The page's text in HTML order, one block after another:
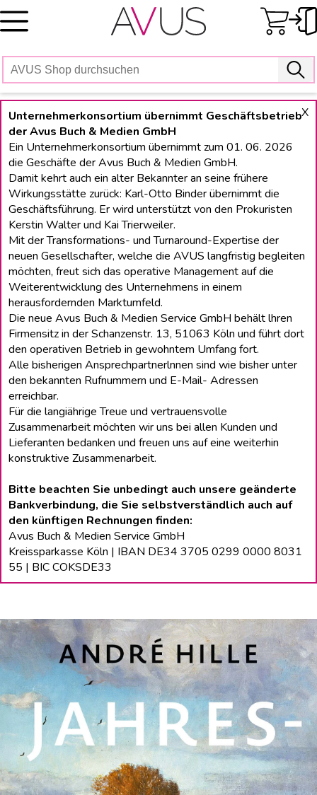
Skip
to
X
Unternehmerkonsortium übernimmt Geschäftsbetrieb
der Avus Buch & Medien GmbH
Ein Unternehmerkonsortium übernimmt zum 01. 06. 2026
die Geschäfte der Avus Buch & Medien GmbH.
Damit kehrt auch ein alter Bekannter an seine frühere
Wirkungsstätte zurück: Karl-Otto Binder übernimmt die
Geschäftsführung. Er wird unterstützt von den Prokuristen
Kerstin Walter und Kai Trierweiler.
Mit der Transformations- und Turnaround-Expertise der
neuen Gesellschafter, welche die AVUS langfristig begleiten
möchten, freut sich das operative Management auf die
Weiterentwicklung des Unternehmens in einem
herausfordernden Marktumfeld.
Die neue Avus Buch & Medien Service GmbH behält lhren
Firmensitz in der Schanzenstr. 13, 51063 Köln und führt dort
den operativen Betrieb in gewohntem Umfang fort.
Alle bisherigen Ansprechpartnerlnnen sind wie bisher unter
den bekannten Rufnummern und E-Mail- Adressen
erreichbar.
Für die langiährige Treue und vertrauensvolle
Zusammenarbeit möchten wir uns bei allen Kunden und
Lieferanten bedanken und freuen uns auf eine weiterhin
konstruktive Zusammenarbeit.
Bitte beachten Sie unbedingt auch unsere geänderte
Bankverbindung, die Sie selbstverständlich auch auf
den künftigen Rechnungen finden:
Avus Buch & Medien Service GmbH
Kreissparkasse Köln | IBAN DE34 3705 0299 0000 8031
55 | BIC COKSDE33